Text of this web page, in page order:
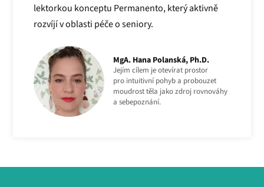
lektorkou konceptu Permanento, který aktivně
rozvíjí v oblasti péče o seniory.
MgA. Hana Polanská, Ph.D.
Jejím cílem je otevírat prostor
pro intuitivní pohyb a probouzet
moudrost těla jako zdroj rovnováhy
a sebepoznání.